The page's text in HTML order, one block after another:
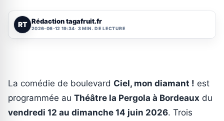
RT Rédaction tagafruit.fr
2026-06-12 19:34 3 MIN. DE LECTURE
La comédie de boulevard Ciel, mon diamant ! est
programmée au Théâtre la Pergola à Bordeaux du
vendredi 12 au dimanche 14 juin 2026. Trois